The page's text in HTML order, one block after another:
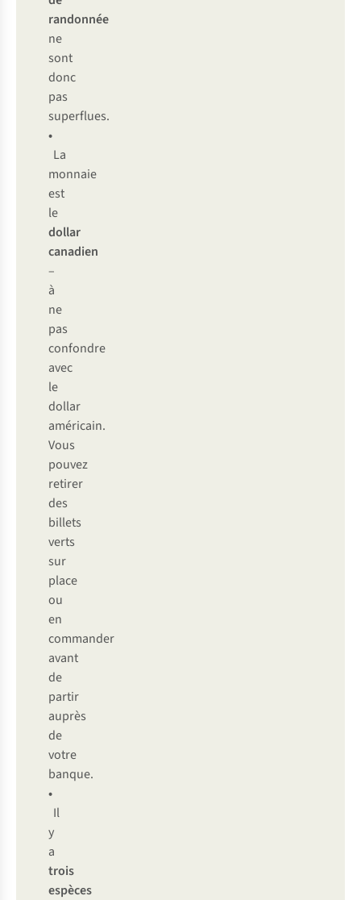
randonnée
ne
sont
donc
pas
superflues.
•
La
monnaie
est
le
dollar
canadien
–
à
ne
pas
confondre
avec
le
dollar
américain.
Vous
pouvez
retirer
des
billets
verts
sur
place
ou
en
commander
avant
de
partir
auprès
de
votre
banque.
•
Il
y
a
trois
espèces